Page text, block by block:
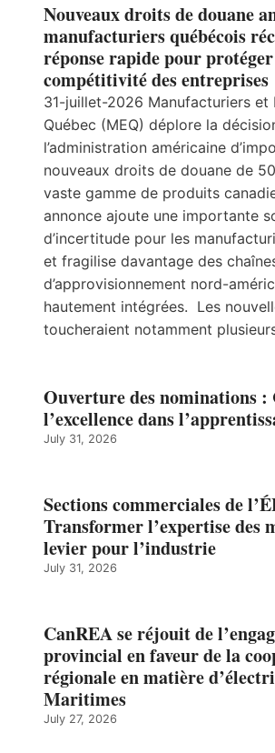
Nouveaux droits de douane
manufacturiers québécois
réponse rapide pour
compétitivité des entreprises
31-juillet-2026 Manufacturiers et
Québec (MEQ) déplore la
l’administration américaine
nouveaux droits de douane de
vaste gamme de produits
annonce ajoute une importante
d’incertitude pour les
et fragilise davantage des
d’approvisionnement nord-
hautement intégrées. Les
toucheraient notamment
Ouverture des nominations :
l’excellence dans
July 31, 2026
Sections commerciales de
Transformer l’expertise des
levier pour l’industrie
July 31, 2026
CanREA se réjouit de
provincial en faveur de la
régionale en matière
Maritimes
July 27, 2026